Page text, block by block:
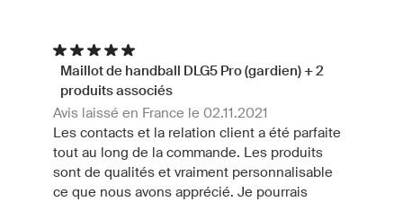
Maillot de handball DLG5 Pro (gardien) + 2
produits associés
Avis laissé en France le 02.11.2021
Les contacts et la relation client a été parfaite
tout au long de la commande. Les produits
sont de qualités et vraiment personnalisable
ce que nous avons apprécié. Je pourrais